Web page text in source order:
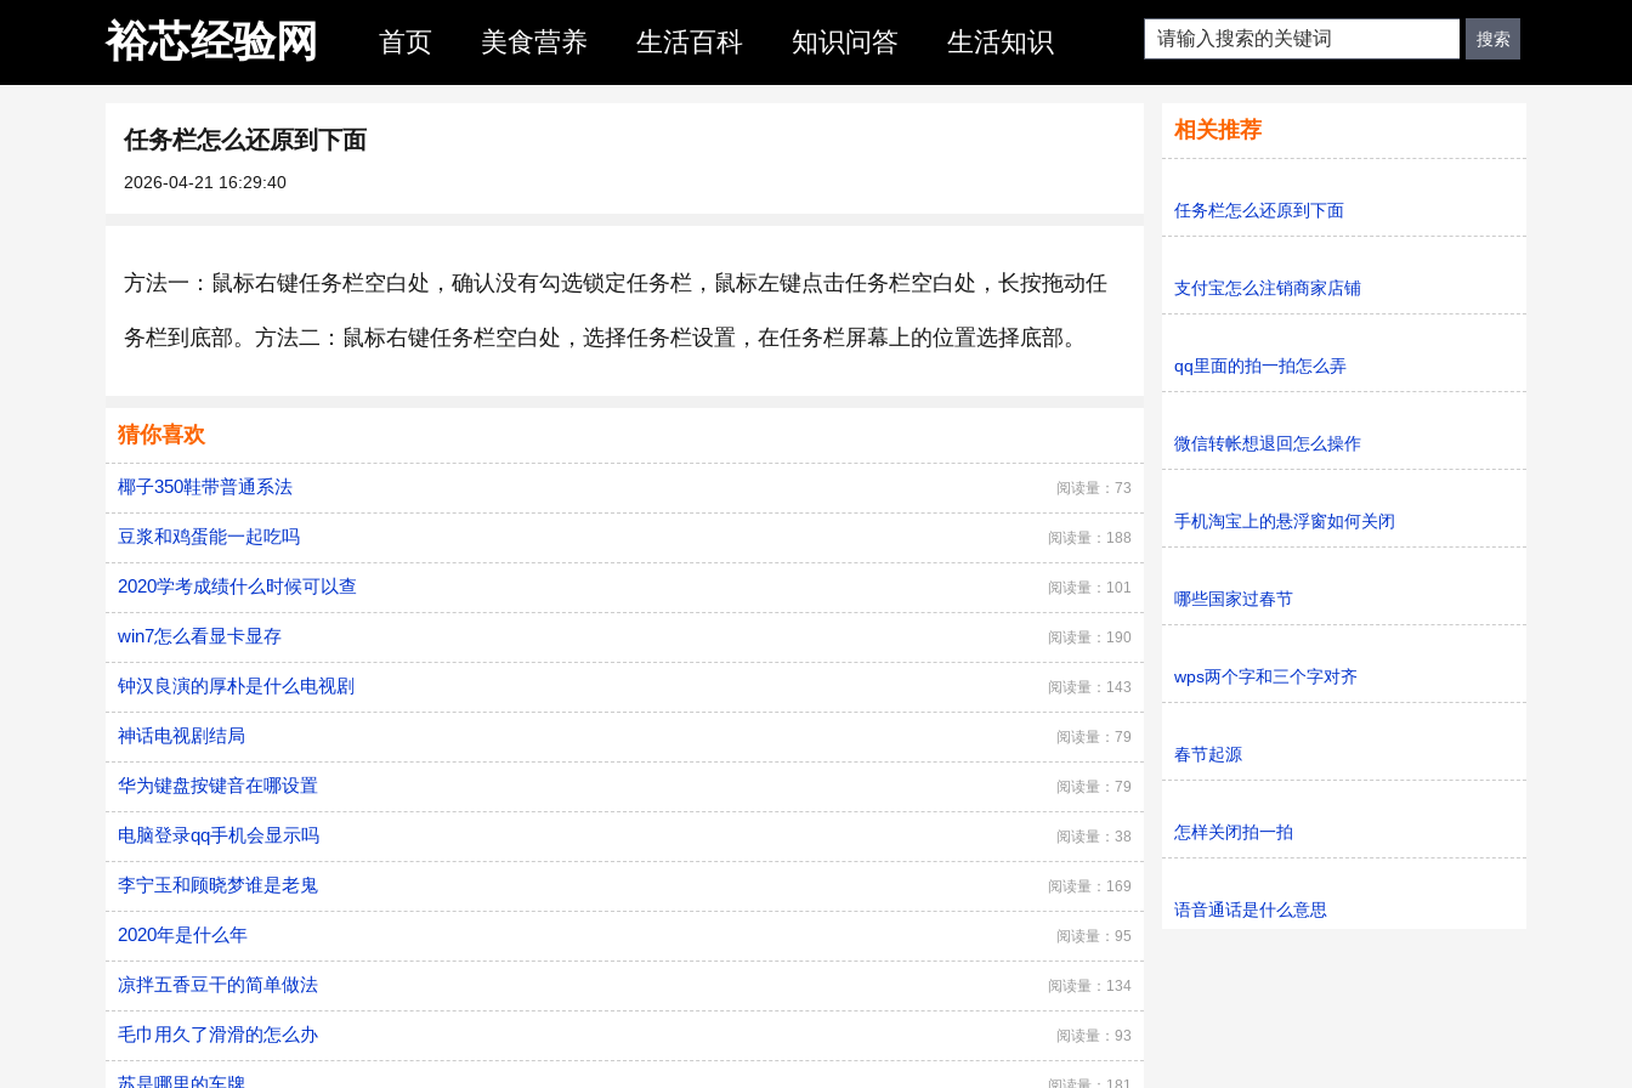
裕芯经验网 首页 美食营养 生活百科 知识问答 生活知识
任务栏怎么还原到下面
2026-04-21 16:29:40
方法一：鼠标右键任务栏空白处，确认没有勾选锁定任务栏，鼠标左键点击任务栏空白处，长按拖动任
务栏到底部。方法二：鼠标右键任务栏空白处，选择任务栏设置，在任务栏屏幕上的位置选择底部。
猜你喜欢
椰子350鞋带普通系法 阅读量：73
豆浆和鸡蛋能一起吃吗 阅读量：188
2020学考成绩什么时候可以查 阅读量：101
win7怎么看显卡显存 阅读量：190
钟汉良演的厚朴是什么电视剧 阅读量：143
神话电视剧结局 阅读量：79
华为键盘按键音在哪设置 阅读量：79
电脑登录qq手机会显示吗 阅读量：38
李宁玉和顾晓梦谁是老鬼 阅读量：169
2020年是什么年 阅读量：95
凉拌五香豆干的简单做法 阅读量：134
毛巾用久了滑滑的怎么办 阅读量：93
苏是哪里的车牌
相关推荐
任务栏怎么还原到下面
支付宝怎么注销商家店铺
qq里面的拍一拍怎么弄
微信转帐想退回怎么操作
手机淘宝上的悬浮窗如何关闭
哪些国家过春节
wps两个字和三个字对齐
春节起源
怎样关闭拍一拍
语音通话是什么意思